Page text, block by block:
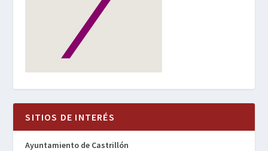
SITIOS DE INTERÉS
Ayuntamiento de Castrillón